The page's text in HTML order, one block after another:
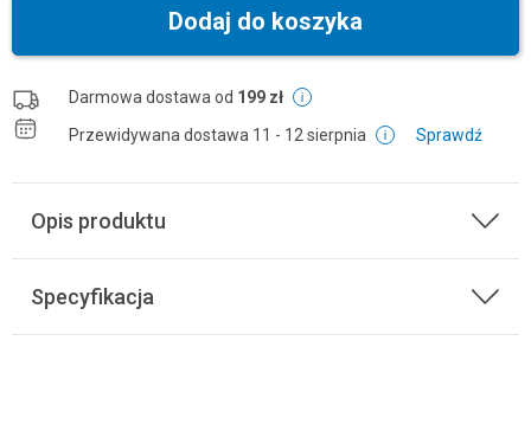
Dodaj do koszyka
Darmowa dostawa od 199 zł
Przewidywana dostawa 11 - 12 sierpnia Sprawdź
Opis produktu
Specyfikacja